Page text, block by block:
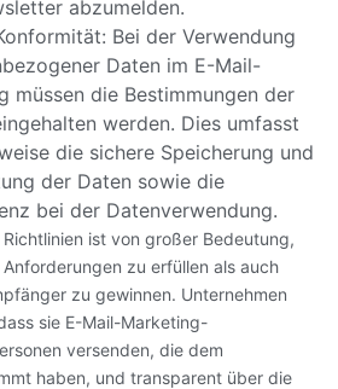
abzumelden.
Bei der Verwendung
Daten im E-Mail-
müssen die Bestimmungen der
werden. Dies umfasst
die sichere Speicherung und
der Daten sowie die
bei der Datenverwendung.
ist von großer Bedeutung,
zu erfüllen als auch
zu gewinnen. Unternehmen
sie E-Mail-Marketing-
versenden, die dem
haben, und transparent über die